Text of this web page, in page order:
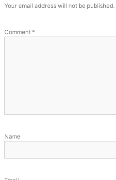
Your email address will not be published.
Comment *
Name